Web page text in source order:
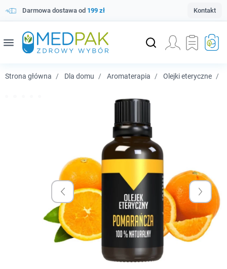
Darmowa dostawa od 199 zł Kontakt
menu
Strona główna Dla domu Aromaterapia Olejki eteryczne